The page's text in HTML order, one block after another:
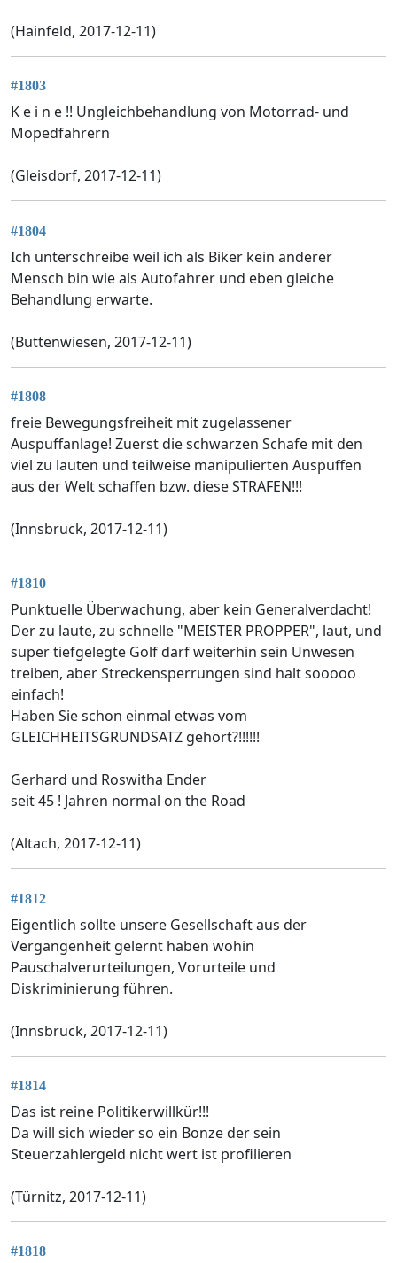
(Hainfeld, 2017-12-11)
#1803
K e i n e !! Ungleichbehandlung von Motorrad- und
Mopedfahrern
(Gleisdorf, 2017-12-11)
#1804
Ich unterschreibe weil ich als Biker kein anderer
Mensch bin wie als Autofahrer und eben gleiche
Behandlung erwarte.
(Buttenwiesen, 2017-12-11)
#1808
freie Bewegungsfreiheit mit zugelassener
Auspuffanlage! Zuerst die schwarzen Schafe mit den
viel zu lauten und teilweise manipulierten Auspuffen
aus der Welt schaffen bzw. diese STRAFEN!!!
(Innsbruck, 2017-12-11)
#1810
Punktuelle Überwachung, aber kein Generalverdacht!
Der zu laute, zu schnelle "MEISTER PROPPER", laut, und
super tiefgelegte Golf darf weiterhin sein Unwesen
treiben, aber Streckensperrungen sind halt sooooo
einfach!
Haben Sie schon einmal etwas vom
GLEICHHEITSGRUNDSATZ gehört?!!!!!!
Gerhard und Roswitha Ender
seit 45 ! Jahren normal on the Road
(Altach, 2017-12-11)
#1812
Eigentlich sollte unsere Gesellschaft aus der
Vergangenheit gelernt haben wohin
Pauschalverurteilungen, Vorurteile und
Diskriminierung führen.
(Innsbruck, 2017-12-11)
#1814
Das ist reine Politikerwillkür!!!
Da will sich wieder so ein Bonze der sein
Steuerzahlergeld nicht wert ist profilieren
(Türnitz, 2017-12-11)
#1818